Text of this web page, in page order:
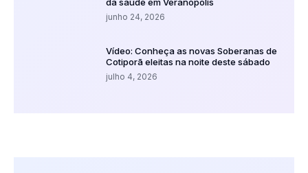
junho 24, 2026
Vídeo: Conheça as novas Soberanas de
Cotiporã eleitas na noite deste sábado
julho 4, 2026